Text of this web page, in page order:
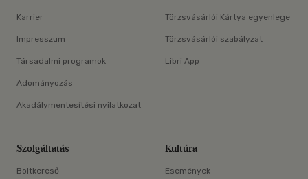
Karrier
Impresszum
Társadalmi programok
Adományozás
Akadálymentesítési nyilatkozat
Törzsvásárlói Kártya egyenlege
Törzsvásárlói szabályzat
Libri App
Szolgáltatás
Boltkereső
Kultúra
Események